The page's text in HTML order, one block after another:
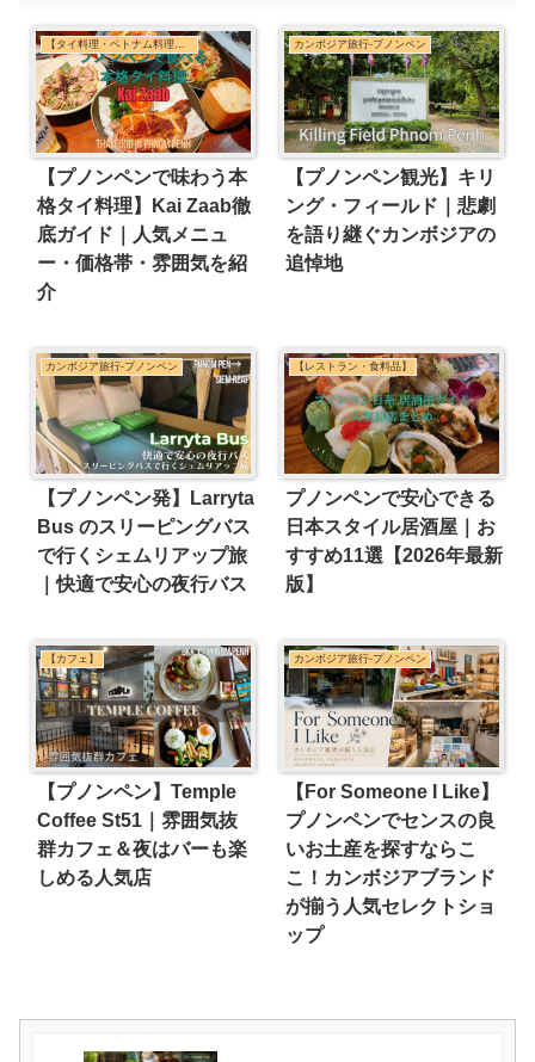
【プノンペンで味わう本
格タイ料理】Kai Zaab徹
底ガイド｜人気メニュ
ー・価格帯・雰囲気を紹
介
カンボジア旅行-プノンペン
【プノンペン観光】キリ
ング・フィールド｜悲劇
を語り継ぐカンボジアの
追悼地
カンボジア旅行-プノンペン
【プノンペン発】Larryta
Bus のスリーピングバス
で行くシェムリアップ旅
｜快適で安心の夜行バス
【レストラン・食料品】
プノンペンで安心できる
日本スタイル居酒屋｜お
すすめ11選【2026年最新
版】
【カフェ】
【プノンペン】Temple
Coffee St51｜雰囲気抜
群カフェ＆夜はバーも楽
しめる人気店
カンボジア旅行-プノンペン
【For Someone I Like】
プノンペンでセンスの良
いお土産を探すならこ
こ！カンボジアブランド
が揃う人気セレクトショ
ップ